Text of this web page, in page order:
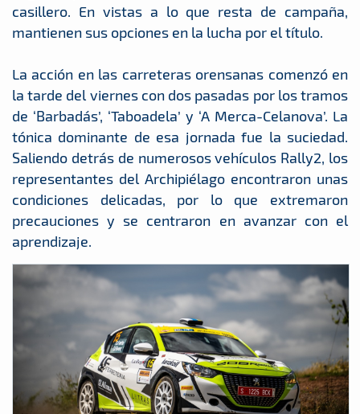
casillero. En vistas a lo que resta de campaña,
mantienen sus opciones en la lucha por el título.
La acción en las carreteras orensanas comenzó en
la tarde del viernes con dos pasadas por los tramos
de ‘Barbadás’, ‘Taboadela’ y ‘A Merca-Celanova’. La
tónica dominante de esa jornada fue la suciedad.
Saliendo detrás de numerosos vehículos Rally2, los
representantes del Archipiélago encontraron unas
condiciones delicadas, por lo que extremaron
precauciones y se centraron en avanzar con el
aprendizaje.